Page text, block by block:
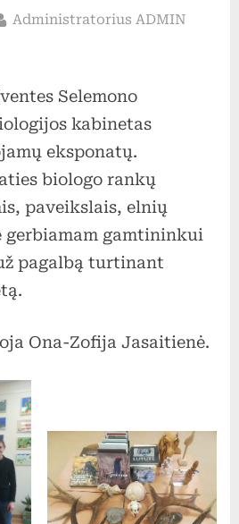
By
Administratorius ADMIN
Selemono
kabinetas
eksponatų.
biologo rankų
paveikslais, elnių
gerbiamam gamtininkui
pagalbą turtinant
Ona-Zofija Jasaitienė.